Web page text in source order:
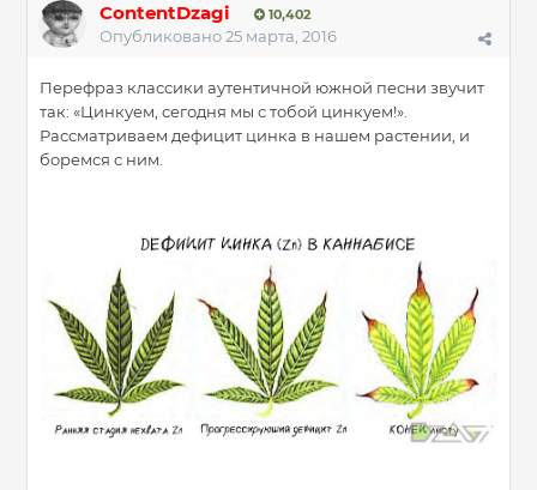
ContentDzagi 10,402
Опубликовано25 марта, 2016
Перефраз классики аутентичной южной песни звучит
так: «Цинкуем, сегодня мы с тобой цинкуем!».
Рассматриваем дефицит цинка в нашем растении, и
боремся с ним.